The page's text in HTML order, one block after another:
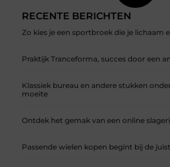
RECENTE BERICHTEN
Zo kies je een sportbroek die je lichaam
Praktijk Tranceforma, succes door een
Klassiek bureau en andere stukken
moeite
Ontdek het gemak van een online
Passende wielen kopen begint bij de